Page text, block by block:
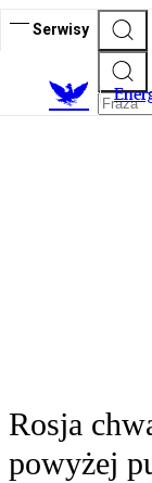
Serwisy
E
Rosja
powyżej